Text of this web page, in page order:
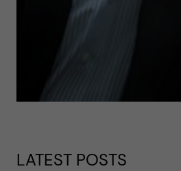
LATEST POSTS